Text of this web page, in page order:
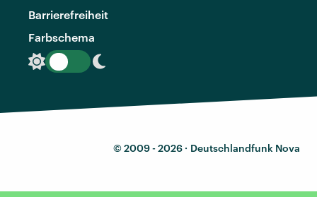
Barrierefreiheit
Farbschema
© 2009 - 2026 · Deutschlandfunk Nova